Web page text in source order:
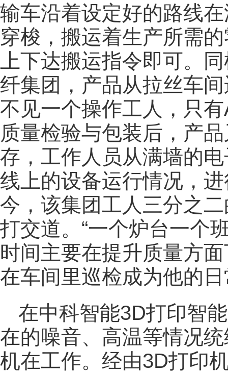
输车沿着设定好的路线
穿梭，搬运着生产所需
上下达搬运指令即可。
纤集团，产品从拉丝车
不见一个操作工人，只
质量检验与包装后，产
存，工作人员从满墙的
线上的设备运行情况，
今，该集团工人三分之
打交道。“一个炉台一个
时间主要在提升质量方面
在车间里巡检成为他的
在中科智能3D打印智
在的噪音、高温等情况
机在工作。经由3D打印